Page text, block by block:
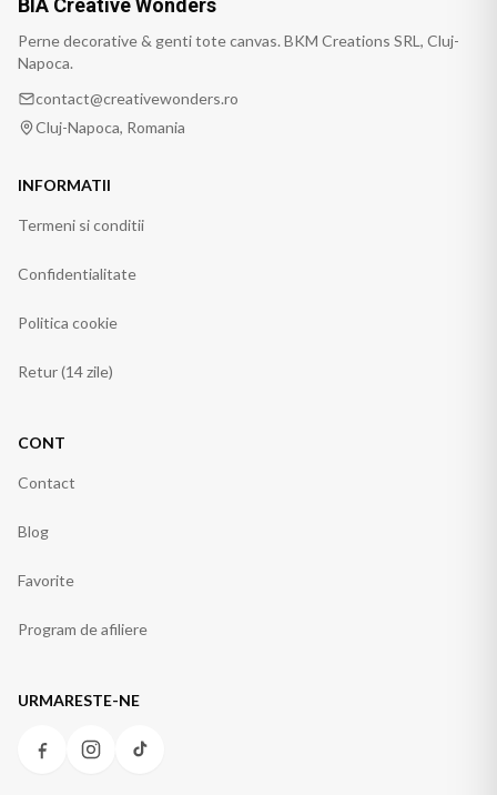
BIA Creative Wonders
Perne decorative & genti tote canvas. BKM Creations SRL, Cluj-
Napoca.
contact@creativewonders.ro
Cluj-Napoca, Romania
INFORMATII
Termeni si conditii
Confidentialitate
Politica cookie
Retur (14 zile)
CONT
Contact
Blog
Favorite
Program de afiliere
URMARESTE-NE